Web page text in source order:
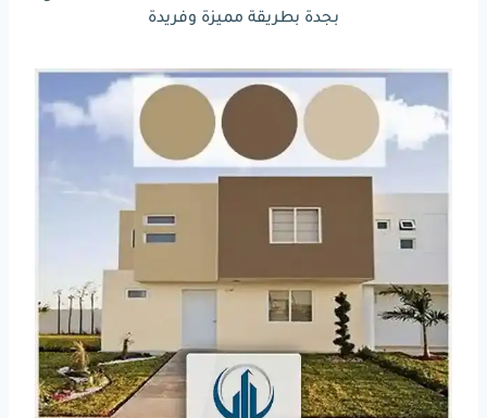
بجدة بطريقة مميزة وفريدة